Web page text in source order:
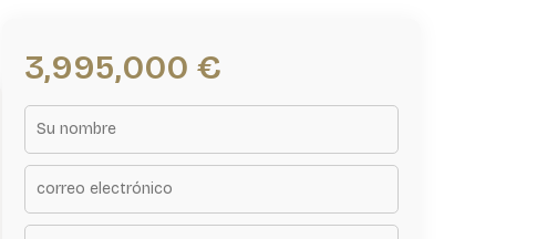
3,995,000 €